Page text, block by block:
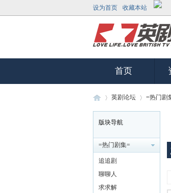
设为首页 收藏本站
首页
»
英剧论坛 =热门剧
版块导航
=热门剧集=
追追剧
聊聊人
求求解